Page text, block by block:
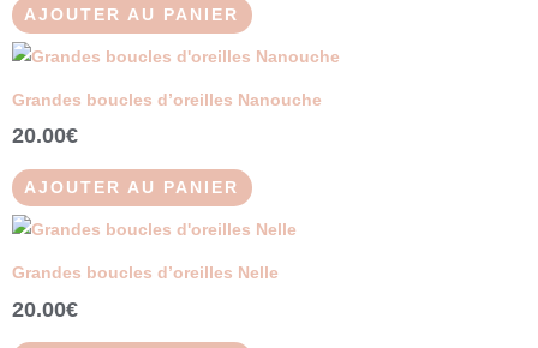
AJOUTER AU PANIER
Grandes boucles d’oreilles Nanouche
20.00€
AJOUTER AU PANIER
Grandes boucles d’oreilles Nelle
20.00€